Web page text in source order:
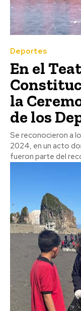
Deportes
En el
la
de los
Se reconocieron a
2024, en un acto
fueron parte del